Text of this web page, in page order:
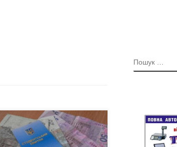
Міністрів України підвищив
стипендії студентам
навчальних закладів на 18%